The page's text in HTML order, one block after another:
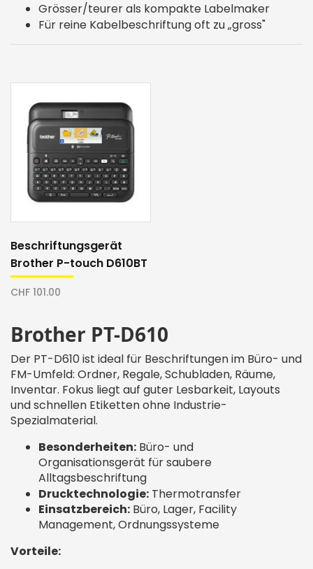
Grösser/teurer als kompakte Labelmaker
Für reine Kabelbeschriftung oft zu „gross"
Beschriftungsgerät
Brother P-touch D610BT
CHF 101.00
Brother PT-D610
Der PT-D610 ist ideal für Beschriftungen im Büro- und
FM-Umfeld: Ordner, Regale, Schubladen, Räume,
Inventar. Fokus liegt auf guter Lesbarkeit, Layouts
und schnellen Etiketten ohne Industrie-
Spezialmaterial.
Besonderheiten: Büro- und
Organisationsgerät für saubere
Alltagsbeschriftung
Drucktechnologie: Thermotransfer
Einsatzbereich: Büro, Lager, Facility
Management, Ordnungssysteme
Vorteile: